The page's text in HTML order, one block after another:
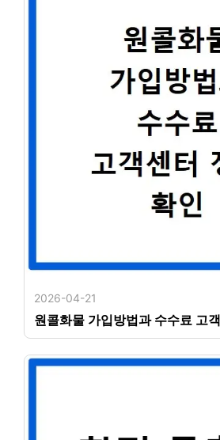
2026-04-21
원콜화물 가입방법과 수수료 고